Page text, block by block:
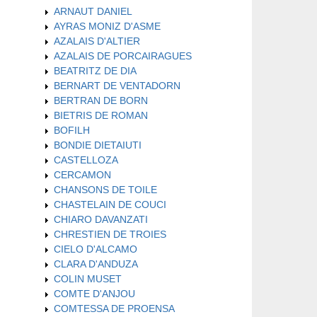
ARNAUT DANIEL
AYRAS MONIZ D'ASME
AZALAIS D'ALTIER
AZALAIS DE PORCAIRAGUES
BEATRITZ DE DIA
BERNART DE VENTADORN
BERTRAN DE BORN
BIETRIS DE ROMAN
BOFILH
BONDIE DIETAIUTI
CASTELLOZA
CERCAMON
CHANSONS DE TOILE
CHASTELAIN DE COUCI
CHIARO DAVANZATI
CHRESTIEN DE TROIES
CIELO D'ALCAMO
CLARA D'ANDUZA
COLIN MUSET
COMTE D'ANJOU
COMTESSA DE PROENSA